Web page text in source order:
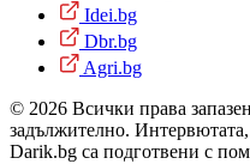
Idei.bg
Dbr.bg
Agri.bg
© 2026 Всички права
задължително.
Darik.bg са подготвени с